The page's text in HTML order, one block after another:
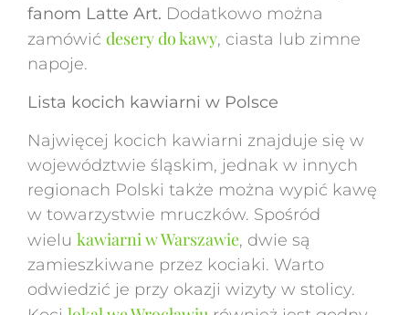
fanom Latte Art. Dodatkowo można
zamówić desery do kawy, ciasta lub zimne
napoje.
Lista kocich kawiarni w Polsce
Najwięcej kocich kawiarni znajduje się w
województwie śląskim, jednak w innych
regionach Polski także można wypić kawę
w towarzystwie mruczków. Spośród
wielu kawiarni w Warszawie, dwie są
zamieszkiwane przez kociaki. Warto
odwiedzić je przy okazji wizyty w stolicy.